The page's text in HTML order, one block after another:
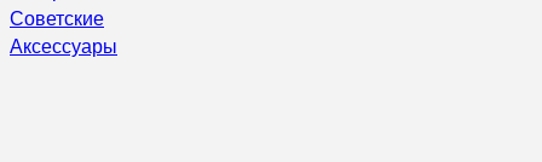
Советские
Аксессуары